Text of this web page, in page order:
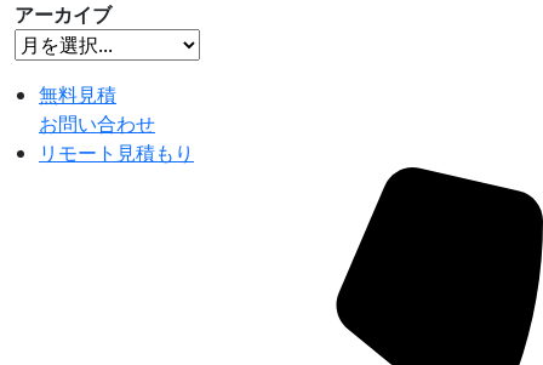
アーカイブ
無料見積
お問い合わせ
リモート見積もり